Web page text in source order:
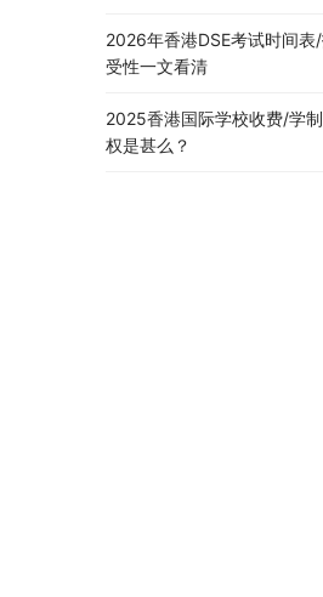
2026年香港DSE考试时间
受性一文看清
2025香港国际学校收费/学
权是甚么？